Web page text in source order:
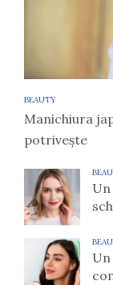
BEAUTY
Manichiura
potrivește